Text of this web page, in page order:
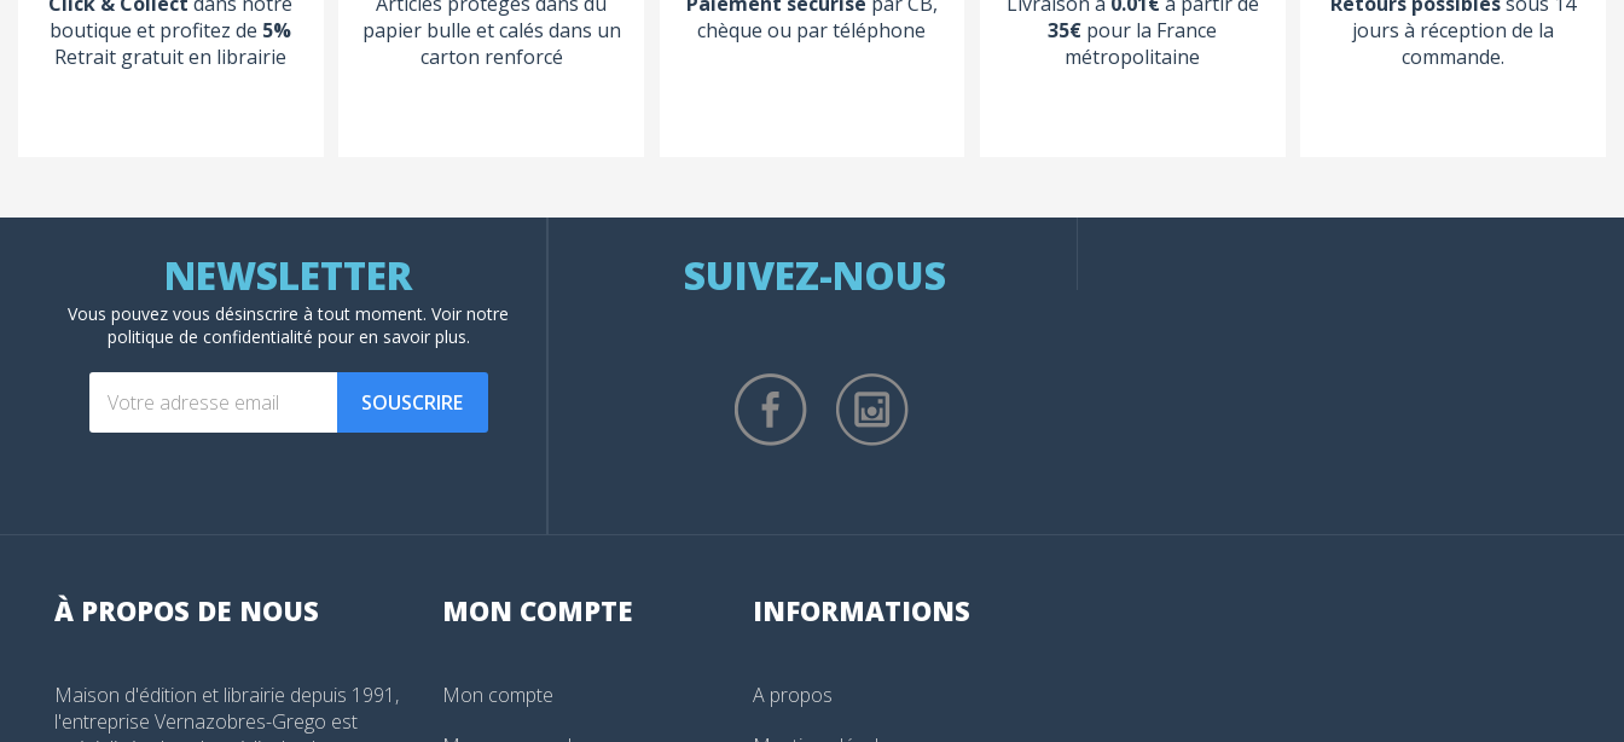
boutique et profitez de 5%
Retrait gratuit en librairie
papier bulle et calés dans un
carton renforcé
chèque ou par téléphone
35€ pour la France
métropolitaine
jours à réception de la
commande.
Vous pouvez vous désinscrire à tout moment. Voirnotre
politique de confidentialité pour en savoir plus.
SOUSCRIRE
SUIVEZ-NOUS
À PROPOS DE NOUS
Maison d'édition et librairie depuis 1991,
l'entreprise Vernazobres-Grego est
MON COMPTE
Mon compte
INFORMATIONS
A propos